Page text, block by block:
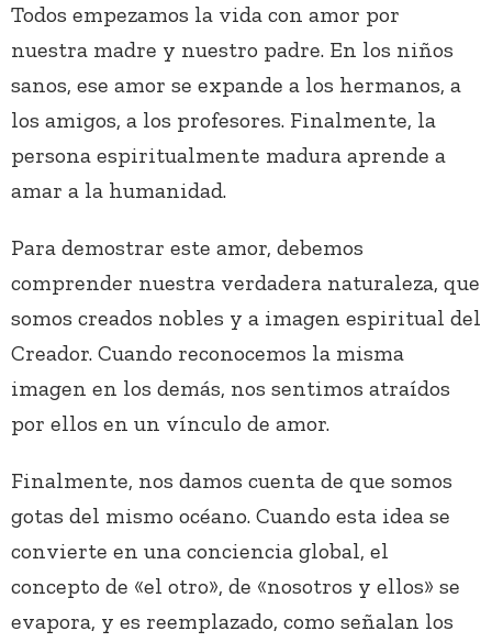
Todos empezamos la vida con amor por
nuestra madre y nuestro padre. En los niños
sanos, ese amor se expande a los hermanos, a
los amigos, a los profesores. Finalmente, la
persona espiritualmente madura aprende a
amar a la humanidad.
Para demostrar este amor, debemos
comprender nuestra verdadera naturaleza, que
somos creados nobles y a imagen espiritual del
Creador. Cuando reconocemos la misma
imagen en los demás, nos sentimos atraídos
por ellos en un vínculo de amor.
Finalmente, nos damos cuenta de que somos
gotas del mismo océano. Cuando esta idea se
convierte en una conciencia global, el
concepto de «el otro», de «nosotros y ellos» se
evapora, y es reemplazado, como señalan los